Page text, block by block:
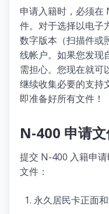
申请入籍时，必须在
件。对于选择以电子
数字版本（扫描件或
线帐户。如果您发现
需担心。您现在就可
继续收集必要的支持
即准备好所有文件！
N-400 申请
提交 N-400 入籍申
文件：
永久居民卡正面